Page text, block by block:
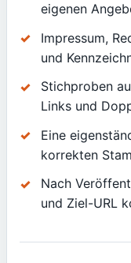
eigenen
Impressum,
und
Stichproben
Links und
Eine
korrekten
Nach
und Ziel-URL